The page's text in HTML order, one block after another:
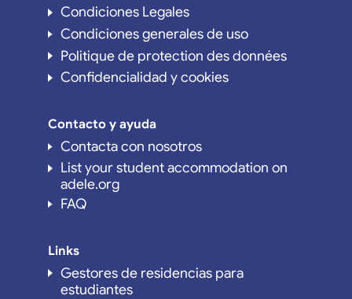
Condiciones Legales
Condiciones generales de uso
Politique de protection des données
Confidencialidad y cookies
Contacto y ayuda
Contacta con nosotros
List your student accommodation on
adele.org
FAQ
Links
Gestores de residencias para
estudiantes